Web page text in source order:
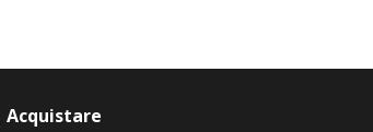
Acquistare